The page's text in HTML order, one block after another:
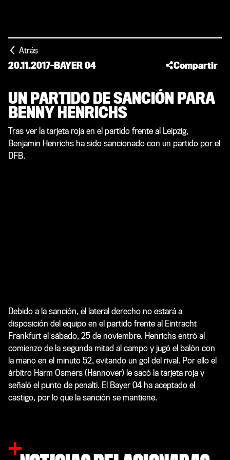
Atrás
20.11.2017-BAYER 04 Compartir
UN PARTIDO DE SANCIÓN PARA
BENNY HENRICHS
Tras ver la tarjeta roja en el partido frente al Leipzig,
Benjamin Henrichs ha sido sancionado con un partido por el
DFB.
Debido a la sanción, el lateral derecho no estará a
disposición del equipo en el partido frente al Eintracht
Frankfurt el sábado, 25 de noviembre. Henrichs entró al
comienzo de la segunda mitad al campo y jugó el balón con
la mano en el minuto 52, evitando un gol del rival. Por ello el
árbitro Harm Osmers (Hannover) le sacó la tarjeta roja y
señaló el punto de penalti. El Bayer 04 ha aceptado el
castigo, por lo que la sanción se mantiene.